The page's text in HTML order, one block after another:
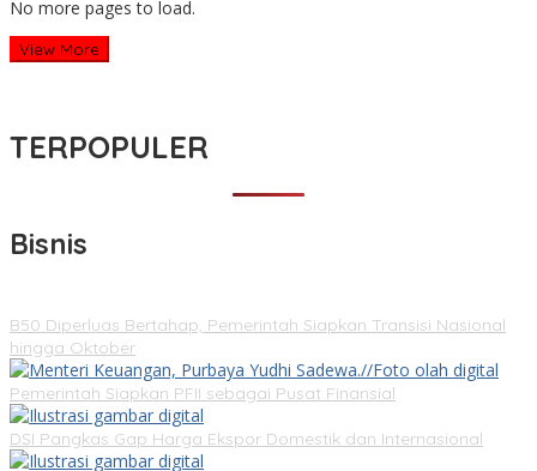
No more pages to load.
View More
TERPOPULER
Bisnis
B50 Diperluas Bertahap, Pemerintah Siapkan Transisi Nasional
hingga Oktober
Pemerintah Siapkan PFII sebagai Pusat Finansial
DSI Pangkas Gap Harga Ekspor Domestik dan Internasional